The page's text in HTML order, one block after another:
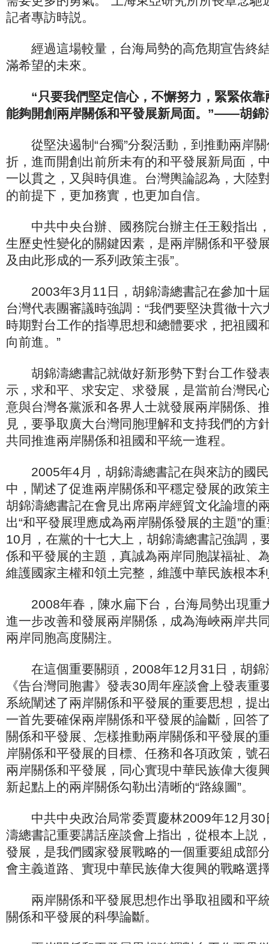
記者專訪時説。
經過這場較量，台海局勢的高危期宣告終
滿希望的未來。
“只要我們堅定信心，不懈努力，緊緊依
能夠開創兩岸關係和平發展新局面。”——胡錦
從堅決遏制“台獨”分裂活動，到推動兩岸關
折，進而開創出前所未有的和平發展新局面，
一以貫之，又與時俱進。台灣輿論認為，大陸
的前提下，更加務實，也更加自信。
中共中央台辦、國務院台辦主任王毅指出，
生歷史性變化的關鍵因素，是兩岸關係和平發
及由此形成的一系列政策主張”。
2003年3月11日，胡錦濤總書記在參加十
台灣代表團審議時強調：“我們要堅決貫徹十六
時期對台工作的指導思想和總體要求，把祖國
向前進。”
胡錦濤總書記就做好新形勢下對台工作發
示，求和平、求安定、求發展，是當前台灣民
意與台灣各黨派和各界人士就發展兩岸關係、
見，要爭取廣大台灣同胞理解和支持我們的方
共同推進兩岸關係和祖國和平統一進程。
2005年4月，胡錦濤總書記在與來訪的國民
中，闡述了促進兩岸關係和平穩定發展的政策
胡錦濤總書記在會見出席兩岸經貿文化論壇的
出“和平發展理應成為兩岸關係發展的主題”的
10月，在黨的十七大上，胡錦濤總書記強調，
係和平發展的主題，真誠為兩岸同胞謀福祉、
維護國家主權和領土完整，維護中華民族根本
2008年春，陳水扁下台，台海局勢出現重
進一步改善和發展兩岸關係，成為海峽兩岸共
兩岸同胞高度關注。
在這個重要關頭，2008年12月31日，胡錦
《告台灣同胞書》發表30周年座談會上發表重
系統闡述了兩岸關係和平發展的重要思想，提
一首先要確保兩岸關係和平發展的論斷，回答
關係和平發展、怎樣推動兩岸關係和平發展的
岸關係和平發展的目標、任務和各項政策，號
兩岸關係和平發展，同心實現中華民族偉大復
新起點上的兩岸關係勾勒出清晰的“路線圖”。
中共中央政治局常委賈慶林2009年12月30
濤總書記重要講話座談會上指出，從根本上説
發展，是我們國家發展戰略的一個重要組成部
會主義道路、實現中華民族偉大復興的戰略選
兩岸關係和平發展思想作出爭取祖國和平
關係和平發展的科學論斷。